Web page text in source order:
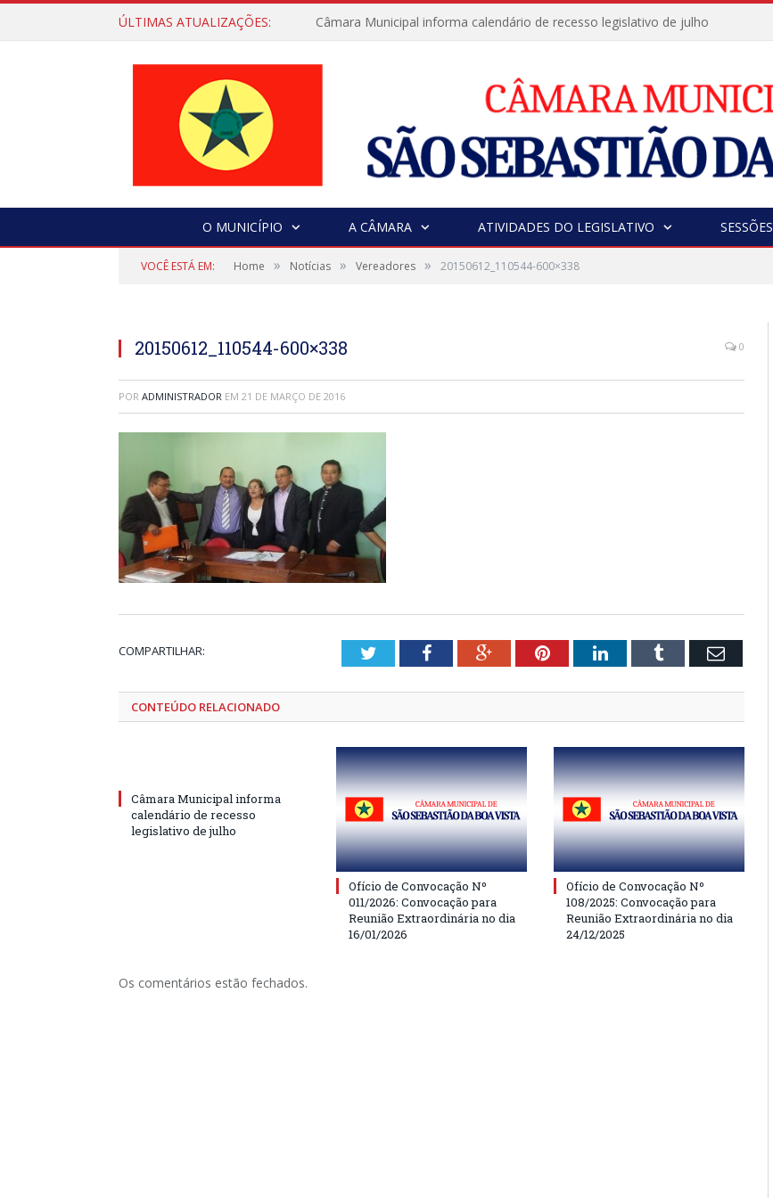
ÚLTIMAS ATUALIZAÇÕES: Câmara Municipal informa calendário de recesso legislativo de julho
O MUNICÍPIO A CÂMARA ATIVIDADES DO LEGISLATIVO SESSÕES
VOCÊ ESTÁ EM: Home » Notícias » Vereadores » 20150612_110544-600×338
20150612_110544-600×338 0
POR ADMINISTRADOR EM 21 DE MARÇO DE 2016
COMPARTILHAR: TwitterFacebookGoogle+PinterestLinkedInTumblr Email
CONTEÚDO RELACIONADO
Câmara Municipal informa
calendário de recesso
legislativo de julho
Ofício de Convocação Nº
011/2026: Convocação para
Reunião Extraordinária no dia
16/01/2026
Ofício de Convocação Nº
108/2025: Convocação para
Reunião Extraordinária no dia
24/12/2025
Os comentários estão fechados.